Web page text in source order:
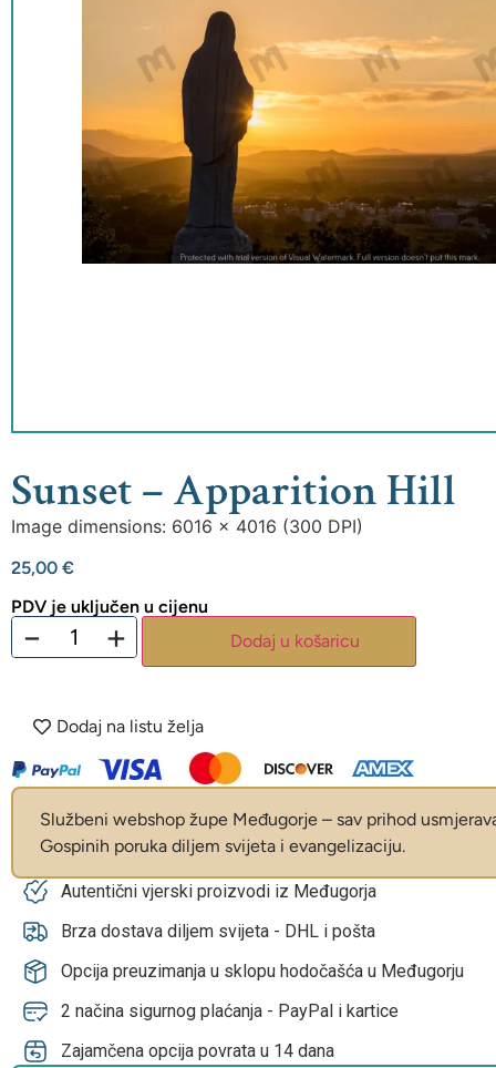
Sunset – Apparition Hill
Image dimensions: 6016 x 4016 (300 DPI)
25,00 €
PDV je uključen u cijenu
− + Dodaj u košaricu
Dodaj na listu želja
Službeni webshop župe Međugorje – sav prihod
Gospinih poruka diljem svijeta i evangelizaciju.
Autentični vjerski proizvodi iz Međugorja
Brza dostava diljem svijeta - DHL i pošta
Opcija preuzimanja u sklopu hodočašća u Međugorju
2 načina sigurnog plaćanja - PayPal i kartice
Zajamčena opcija povrata u 14 dana